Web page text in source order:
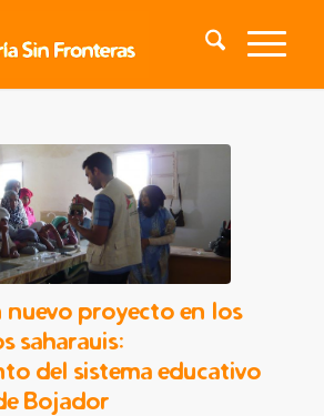
nuevo proyecto en los
saharauis:
del sistema educativo
Bojador